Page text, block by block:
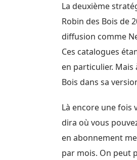
La deuxième
Robin des Bois de
diffusion comme
Ces catalogues
en particulier. Mais
Bois dans sa
Là encore une fois
dira où vous
en abonnement
par mois. On peut